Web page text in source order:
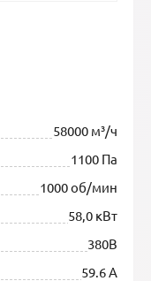
58000 м³/ч
1100 Па
1000 об/мин
58,0 кВт
380В
59.6 А